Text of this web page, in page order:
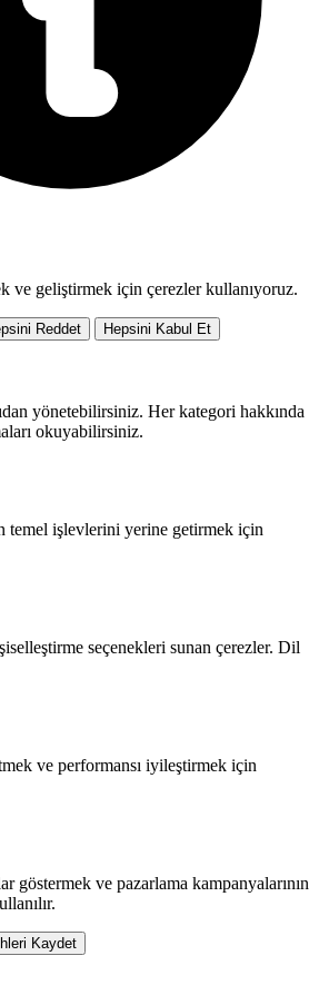
ve geliştirmek için çerezler kullanıyoruz.
Reddet Hepsini Kabul Et
yönetebilirsiniz. Her kategori hakkında
okuyabilirsiniz.
temel işlevlerini yerine getirmek için
seçenekleri sunan çerezler. Dil
ve performansı iyileştirmek için
göstermek ve pazarlama kampanyalarının
Kaydet